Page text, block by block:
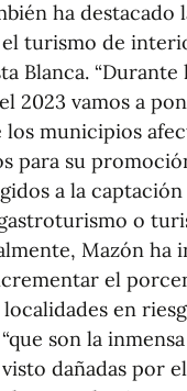
ha destacado
turismo de
Blanca. “Durante
2023 vamos a
municipios
para su
a la captación
o
Mazón ha
el
en
son la
dañadas por